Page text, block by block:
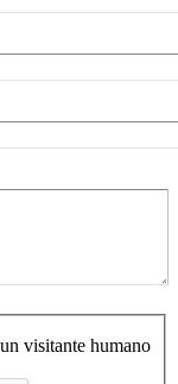
visitante humano